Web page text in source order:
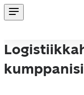
kumppanisi